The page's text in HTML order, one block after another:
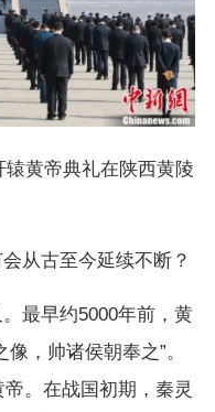
黄帝典礼在陕西黄陵
从古至今延续不断？
最早约5000年前，黄
，帅诸侯朝奉之”。
。在战国初期，秦灵